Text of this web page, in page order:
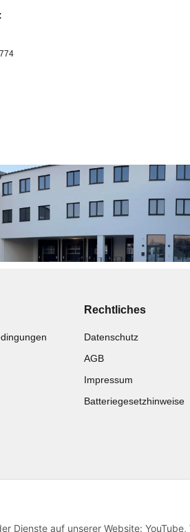
Dienste auf unserer Website: YouTube,
Rechtliches
Datenschutz
AGB
Impressum
Batteriegesetzhinweise
Preisliste